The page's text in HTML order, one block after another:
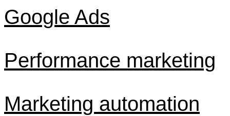
Google Ads
Performance marketing
Marketing automation